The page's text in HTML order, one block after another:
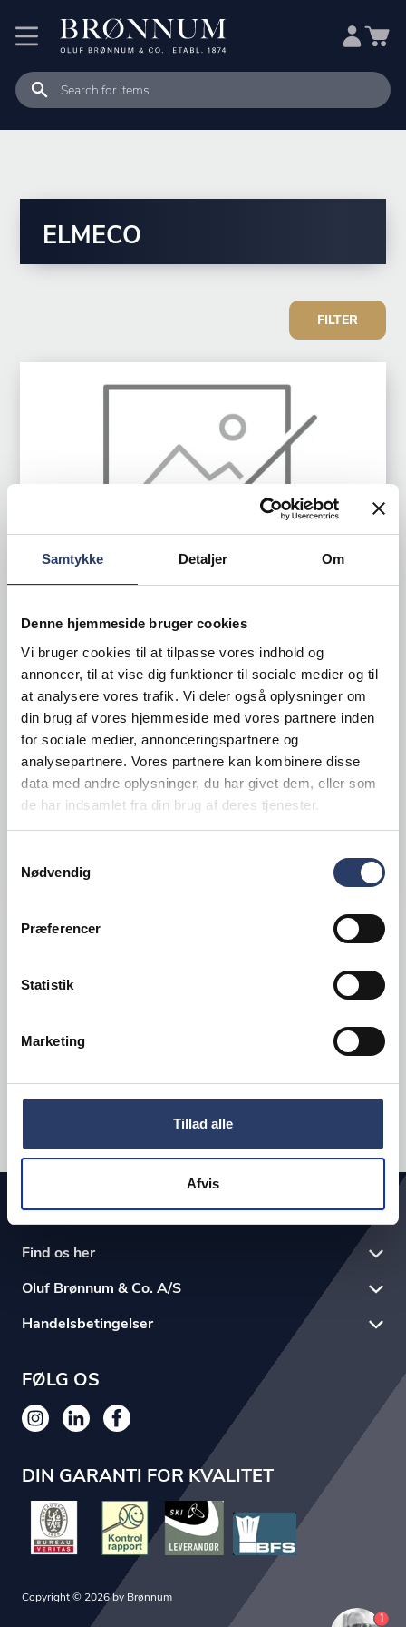
Samtykke Detaljer Om
Denne hjemmeside bruger cookies
Vi bruger cookies til at tilpasse vores indhold og
annoncer, til at vise dig funktioner til sociale medier og til
at analysere vores trafik. Vi deler også oplysninger om
din brug af vores hjemmeside med vores partnere inden
for sociale medier, annonceringspartnere og
analysepartnere. Vores partnere kan kombinere disse
data med andre oplysninger, du har givet dem, eller som
de har indsamlet fra din brug af deres tjenester.
Nødvendig
Præferencer
Statistik
Marketing
Tillad alle
Afvis
ELMECO
FILTER
Elmeco
Slushice maskine
Big Biz 1, 6 L
Varenr.71923910
Bestillingsvare
8.449,00 DKK /productUnit
Find os her
Oluf Brønnum & Co. A/S
Handelsbetingelser
FØLG OS
DIN GARANTI FOR KVALITET
Copyright © 2026 by Brønnum
1